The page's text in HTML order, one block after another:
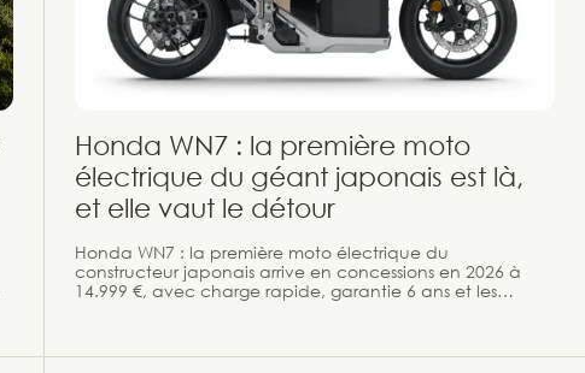
Honda WN7 : la première moto
électrique du géant japonais est là,
et elle vaut le détour
Honda WN7 : la première moto électrique du
constructeur japonais arrive en concessions en 2026 à
14.999 €, avec charge rapide, garantie 6 ans et les